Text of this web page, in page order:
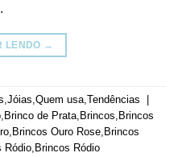
LENDO →
,Jóias,Quem usa,Tendências
, Brinco de Prata, Brincos, Brincos
, Brincos Ouro Rose, Brincos
Ródio, Brincos Ródio